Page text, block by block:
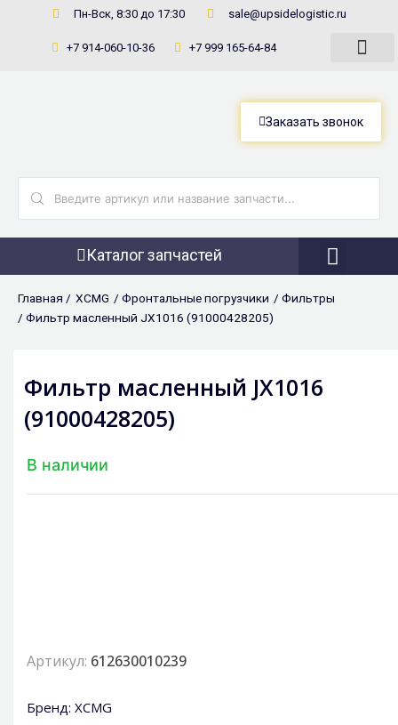
содержимому
Пн-Вск, 8:30 до 17:30 sale@upsidelogistic.ru
+7 914-060-10-36 +7 999 165-64-84
Заказать звонок
Каталог запчастей
Главная / XCMG / Фронтальные погрузчики / Фильтры
/ Фильтр масленный JX1016 (91000428205)
Фильтр масленный JX1016
(91000428205)
В наличии
Артикул: 612630010239
Бренд: XCMG